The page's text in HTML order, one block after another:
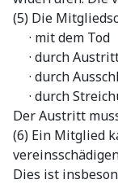
(5) Die
· mit dem Tod
· durch
· durch
· durch
Der Austritt
(6) Ein Mitglied
Dies ist